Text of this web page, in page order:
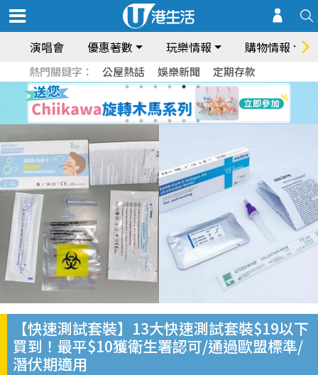
演唱會 優惠著數 玩樂情報 購物情報
熱門關鍵字： 公屋熱話 娛樂新聞 定期存款
【快速測試套裝】13大快速測試套裝$19以下
買到！最平$10獲衛生署認可/通過歐盟標準/
潛伏期適用